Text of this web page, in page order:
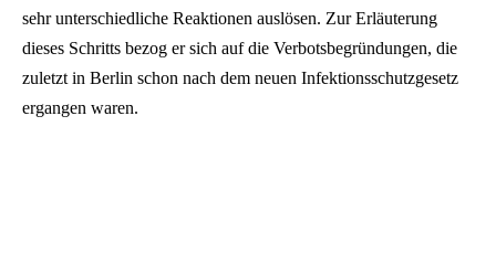
sehr unterschiedliche Reaktionen auslösen. Zur Erläuterung
dieses Schritts bezog er sich auf die Verbotsbegründungen, die
zuletzt in Berlin schon nach dem neuen Infektionsschutzgesetz
ergangen waren.